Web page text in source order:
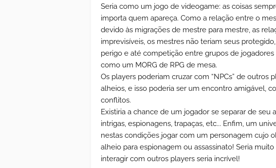
Seria como um jogo de videogame: as coisas
importa quem apareça. Como a relação entre o
devido às migrações de mestre para mestre, as
imprevisíveis, os mestres não teriam seus
perigo e até competição entre grupos de jogadores
como um MORG de RPG de mesa.
Os players poderiam cruzar com “NPCs” de outros
alheios, e isso poderia ser um encontro amigável,
conflitos.
Existiria a chance de um jogador se separar de seu
intrigas, espionagens, trapaças, etc... Enfim, um
nestas condições jogar com um personagem cujo
alheio para espionagem ou assassinato! Seria
interagir com outros players seria incrível!